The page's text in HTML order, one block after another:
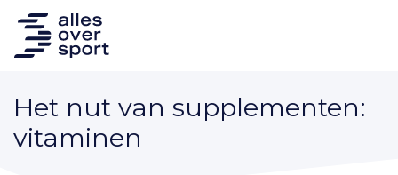
Het nut van supplementen:
vitaminen